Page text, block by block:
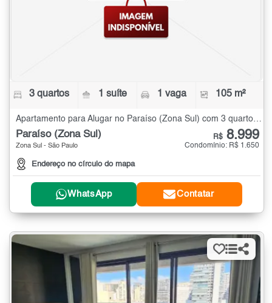
3 quartos 1 suíte 1 vaga 105 m²
Apartamento para Alugar no Paraíso (Zona Sul) com 3 quartos - 105 m²
Paraíso (Zona Sul)
Zona Sul - São Paulo
Endereço no círculo do mapa
R$ 8.999
Condomínio: R$ 1.650
WhatsApp Contatar